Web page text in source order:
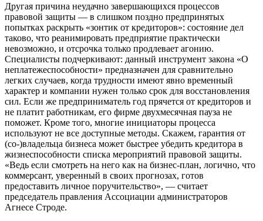
Другая причина неудачно завершающихся процессов
правовой защиты — в слишком поздно предпринятых
попытках раскрыть «зонтик от кредиторов»: состояние дел
таково, что реанимировать предприятие практически
невозможно, и отсрочка только продлевает агонию.
Специалисты подчеркивают: данный инструмент закона «О
неплатежеспособности» предназначен для сравнительно
легких случаев, когда трудности имеют явно временный
характер и компании нужен только срок для восстановления
сил. Если же предприниматель год прячется от кредиторов и
не платит работникам, его фирме двухмесячная пауза не
поможет. Кроме того, многие инициаторы процесса
используют не все доступные методы. Скажем, гарантия от
(со-)владельца бизнеса может быстрее убедить кредитора в
жизнеспособности списка мероприятий правовой защиты.
«Ведь если смотреть на него как на бизнес-план, логично, что
коммерсант, уверенный в своих прогнозах, готов
предоставить личное поручительство», — считает
председатель правления Ассоциации администраторов
Агнесе Строде.